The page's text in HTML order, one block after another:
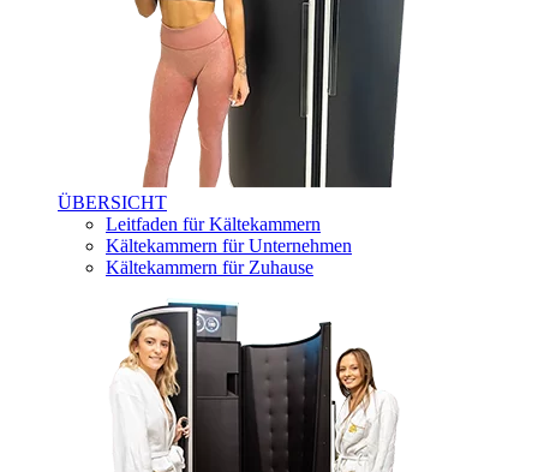
ÜBERSICHT
Leitfaden für Kältekammern
Kältekammern für Unternehmen
Kältekammern für Zuhause